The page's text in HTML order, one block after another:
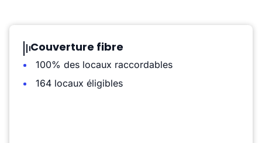
Couverture fibre
100% des locaux raccordables
164 locaux éligibles